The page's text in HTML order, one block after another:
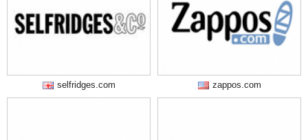
selfridges.com zappos.com